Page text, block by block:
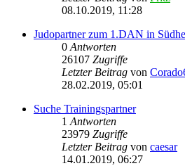
08.10.2019, 11:28
Judopartner zum 1.DAN in
0 Antworten
26107 Zugriffe
Letzter Beitrag von
28.02.2019, 05:01
Suche Trainingspartner
1 Antworten
23979 Zugriffe
Letzter Beitrag von caesar
14.01.2019, 06:27